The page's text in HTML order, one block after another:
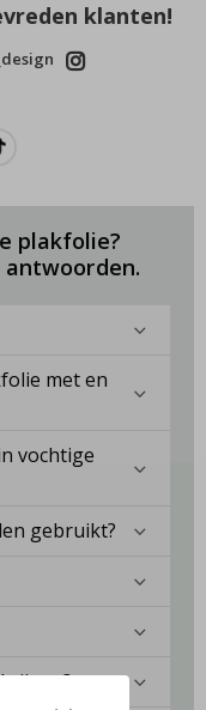
klanten!
plakfolie?
met en
vochtige
gebruikt?